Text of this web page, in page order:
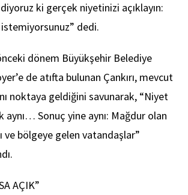
ki gerçek niyetinizi açıklayın:
dedi.
dönem Büyükşehir Belediye
de atıfta bulunan Çankırı, mevcut
noktaya geldiğini savunarak, “Niyet
aynı… Sonuç yine aynı: Mağdur olan
ve bölgeye gelen vatandaşlar”
AÇIK”